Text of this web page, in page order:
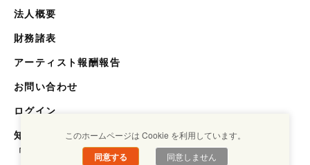
法人概要
財務諸表
アーティスト報酬報告
お問い合わせ
ログイン
知らない世界を知るメディア
「キクエスト」
このホームページは Cookie を利用しています。
同意する 同意しません